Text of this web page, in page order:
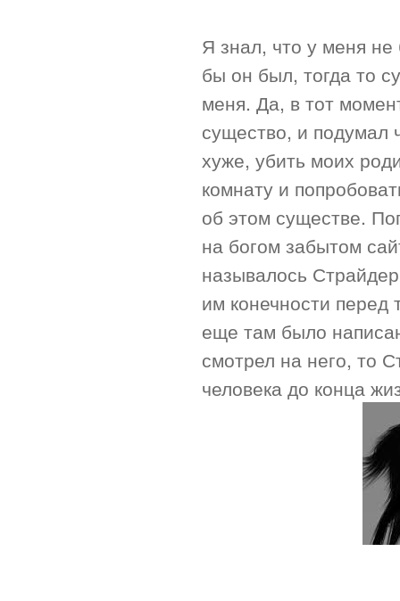
Я знал, что у меня
бы он был, тогда то
меня. Да, в тот
существо, и подумал
хуже, убить моих
комнату и
об этом существе.
на богом забытом
называлось
им конечности перед
еще там было
смотрел на него, то
человека до конца